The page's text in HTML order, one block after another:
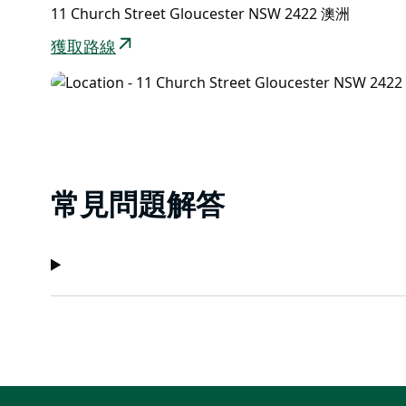
11 Church Street Gloucester NSW 2422 澳洲
獲取路線
常見問題解答